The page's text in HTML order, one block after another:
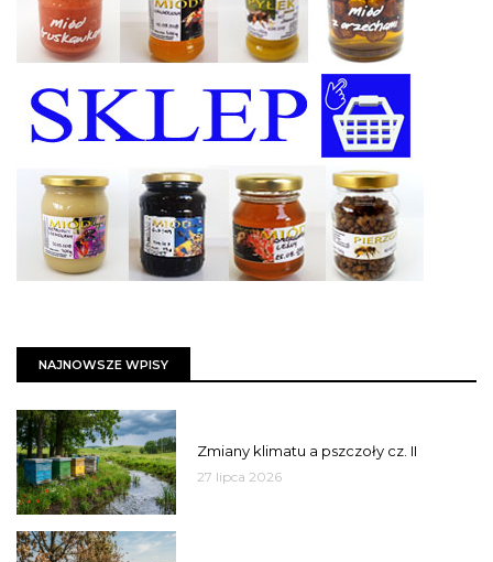
NAJNOWSZE WPISY
Zmiany klimatu a pszczoły cz. II
27 lipca 2026